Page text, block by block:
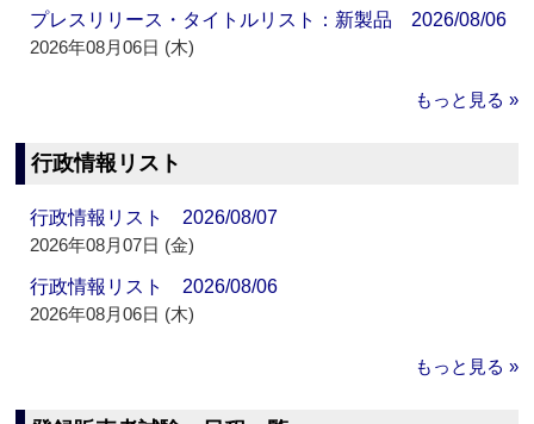
プレスリリース・タイトルリスト：新製品 2026/08/06
2026年08月06日 (木)
もっと見る »
行政情報リスト
行政情報リスト 2026/08/07
2026年08月07日 (金)
行政情報リスト 2026/08/06
2026年08月06日 (木)
もっと見る »